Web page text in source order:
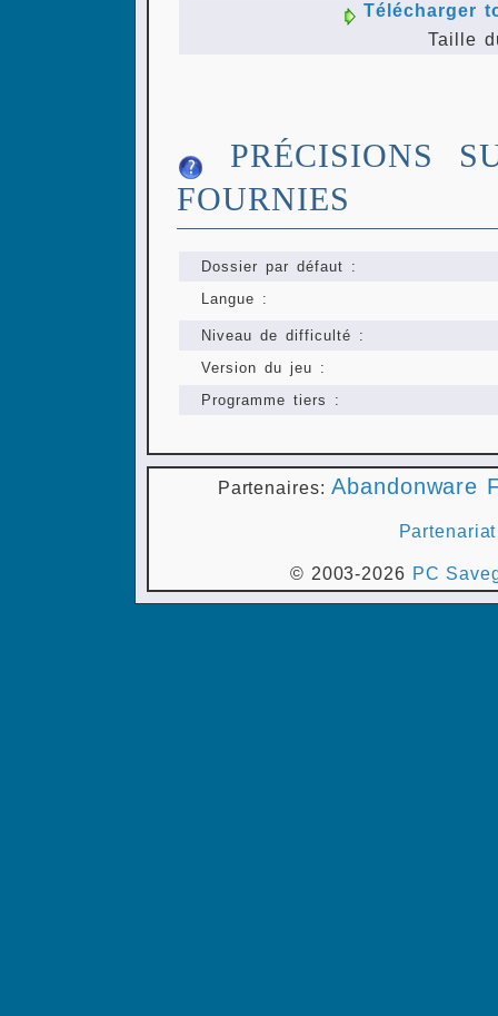
Télécharger
Taille
PRÉCISIONS
FOURNIES
Dossier par défaut :
Langue :
Niveau de difficulté :
Version du jeu :
Programme tiers :
Partenaires:Abandonware
Partenariat
© 2003-2026 PC